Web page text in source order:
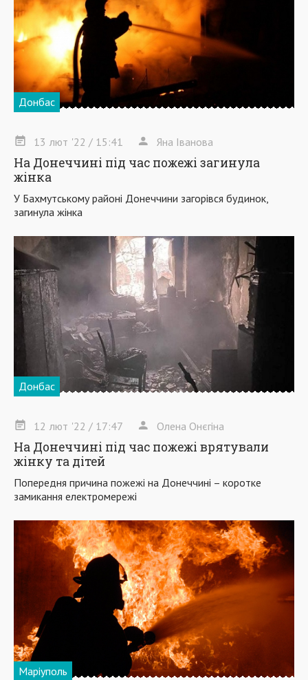
Донбас
13 лют '22 / 15:41 Яна Іванова
На Донеччині під час пожежі загинула
жінка
У Бахмутському районі Донеччини загорівся будинок,
загинула жінка
Донбас
12 лют '22 / 17:47 Олена Онєгіна
На Донеччині під час пожежі врятували
жінку та дітей
Попередня причина пожежі на Донеччині – коротке
замикання електромережі
Маріуполь